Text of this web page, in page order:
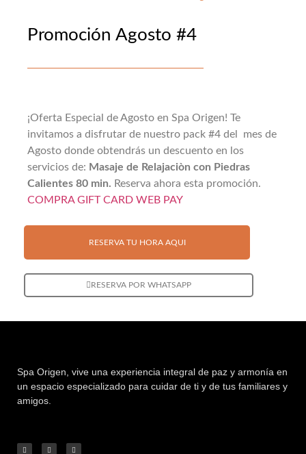
Promoción Agosto #4
¡Oferta Especial de Agosto en Spa Origen! Te
invitamos a disfrutar de nuestro pack #4 del mes de
Agosto donde obtendrás un descuento en los
servicios de: Masaje de Relajaciòn con Piedras
Calientes 80 min. Reserva ahora esta promoción.
COMPRA GIFT CARD WEB PAY
RESERVA TU HORA AQUI
RESERVA POR WHATSAPP
Spa Origen, vive una experiencia integral de paz y armonía en
un espacio especializado para cuidar de ti y de tus familiares y
amigos.